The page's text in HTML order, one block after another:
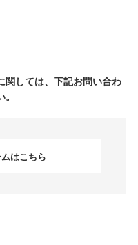
関しては、下記お問い合わ
はこちら